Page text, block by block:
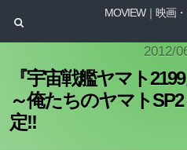
MOVIEW｜映画
2012/
『宇宙戦艦ヤマト
～俺たちのヤマト
定!!